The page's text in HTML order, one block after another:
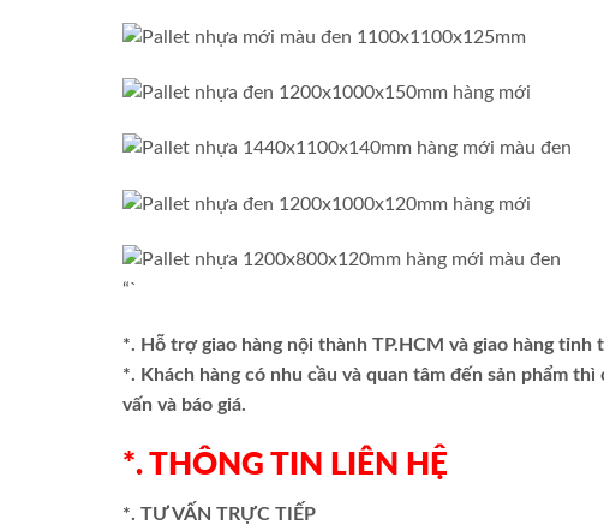
“`
*. Hỗ trợ giao hàng nội thành TP.HCM và giao hàng tỉnh
*. Khách hàng có nhu cầu và quan tâm đến sản phẩm
vấn và báo giá.
*. THÔNG TIN LIÊN HỆ
*. TƯ VẤN TRỰC TIẾP